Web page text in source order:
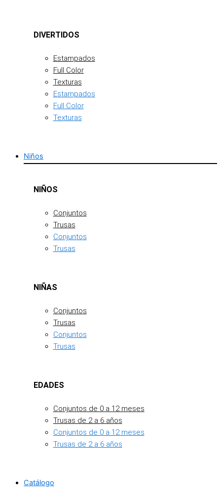
DIVERTIDOS
Estampados
Full Color
Texturas
Estampados
Full Color
Texturas
Niños
NIÑOS
Conjuntos
Trusas
Conjuntos
Trusas
NIÑAS
Conjuntos
Trusas
Conjuntos
Trusas
EDADES
Conjuntos de 0 a 12 meses
Trusas de 2 a 6 años
Conjuntos de 0 a 12 meses
Trusas de 2 a 6 años
Catálogo